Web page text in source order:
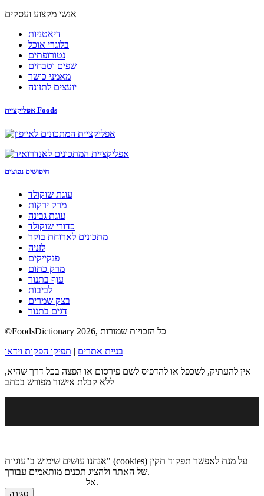
אנשי מקצוע ועסקים
דיאטניות
בלוגרי אוכל
נטורופתים
שפים וטבחים
מאמני כושר
יועצים לתזונה
אפליקציית Foods
חיפושים נפוצים
עוגת שוקולד
מרק ירקות
עוגת גבינה
כדורי שוקולד
מתכונים לארוחת בוקר
לזניה
פנקייקים
מרק כתום
עוף בתנור
לביבות
בצק שמרים
דגים בתנור
©FoodsDictionary 2026, כל הזכויות שמורות
בניית אתרים | תפיקו הפקות וידאו
אין להעתיק, לשכפל או להדפיס לשם פירסום או הפצה בכל דרך שהיא,
ללא קבלת אישור מפורש בכתב
אנחנו עושים שימוש ב"עוגיות" (cookies) על מנת לאפשר תפקוד תקין
של האתר ולהציג תכנים מותאמים עבורך.
אל.
סגירה